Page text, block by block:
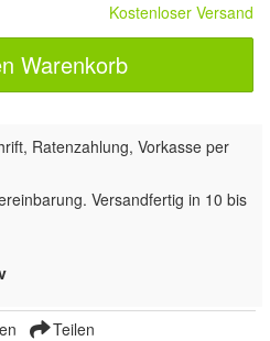
Kostenloser Versand
Warenkorb
Ratenzahlung, Vorkasse per
Versandfertig in 10 bis
Teilen